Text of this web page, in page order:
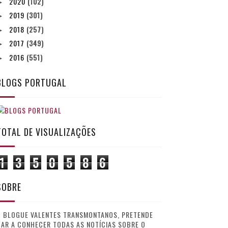
2019 (301)
2018 (257)
2017 (349)
2016 (551)
PORTUGAL
DE VISUALIZAÇÕES
3 5 0 5 8 6
BLOGUE VALENTES TRANSMONTANOS, PRETENDE
A CONHECER TODAS AS NOTÍCIAS SOBRE O